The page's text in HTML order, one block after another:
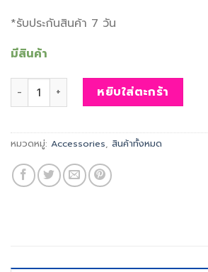
*รับประกันสินค้า 7 วัน
มีสินค้า
จำนวน สปริง Adapter SpiceSkate ส
หยิบใส่ตะกร้า
หมวดหมู่: Accessories, สินค้าทั้งหมด